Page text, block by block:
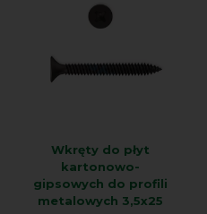
Wkręty do płyt
kartonowo-
gipsowych do profili
metalowych 3,5x25